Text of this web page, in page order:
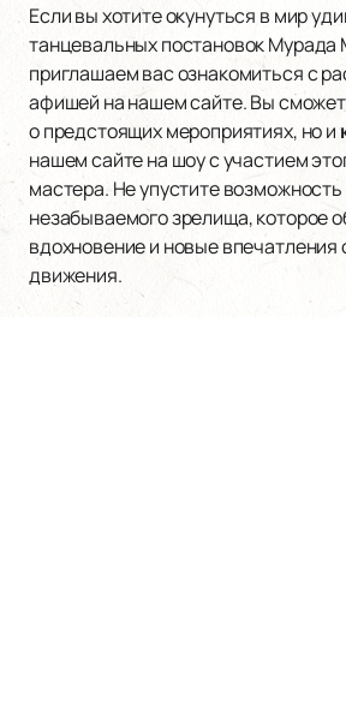
Если вы хотите окунуться в мир
танцевальных постановок Мурада
приглашаем вас ознакомиться с
афишей на нашем сайте. Вы
о предстоящих мероприятиях, но и
нашем сайте на шоу с участием
мастера. Не упустите
незабываемого зрелища, которое
вдохновение и новые впечатления
движения.